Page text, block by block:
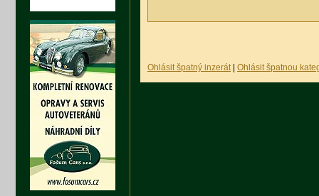
Ohlásit špatný inzerát Ohlásit špatnou